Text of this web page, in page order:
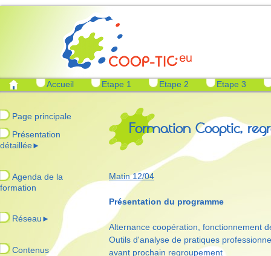
Accueil Etape 1 Etape 2 Etape 3
Page principale
Présentation
détaillée►
Agenda de la
formation
Réseau ►
Contenus
Formation Cooptic,
Matin 12/04
Présentation du programme
Alternance coopération, fonctionnement
Outils d'analyse de pratiques
avant prochain regroupement